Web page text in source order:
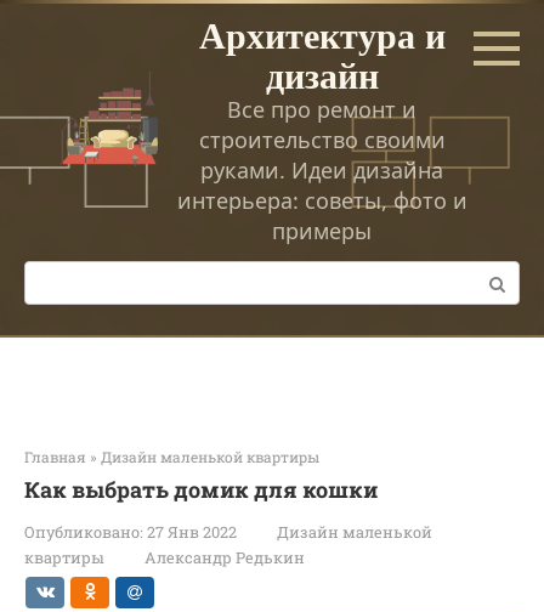
Перейти
Архитектура и
дизайн
Все про ремонт и
строительство своими
руками. Идеи дизайна
интерьера: советы, фото и
примеры
Поиск:
Главная » Дизайн маленькой квартиры
Как выбрать домик для кошки
Опубликовано: 27 Янв 2022
Дизайн маленькой
квартиры
Александр Редькин